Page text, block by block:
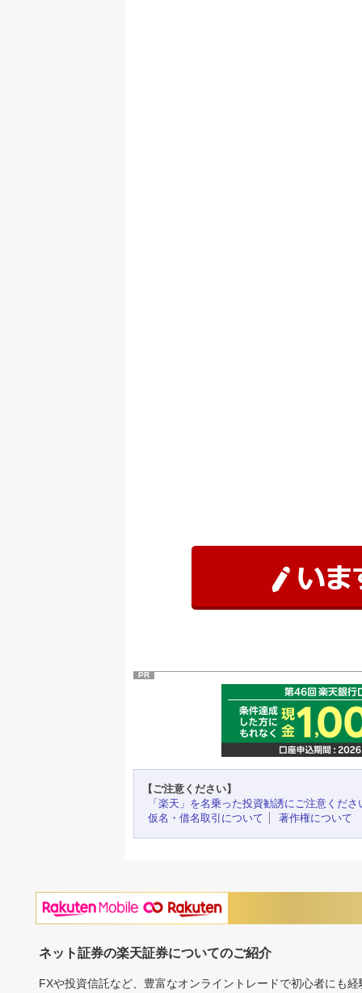
PR
【ご注意ください】
「楽天」を名乗った投資勧誘にご注意くださ
仮名・借名取引について
著作権について
ネット証券の楽天証券についてのご紹介
FXや投資信託など、豊富なオンライントレードで初心者にも